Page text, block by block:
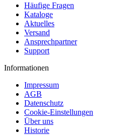
Häufige Fragen
Kataloge
Aktuelles
Versand
Ansprechpartner
Support
Informationen
Impressum
AGB
Datenschutz
Cookie-Einstellungen
Über uns
Historie